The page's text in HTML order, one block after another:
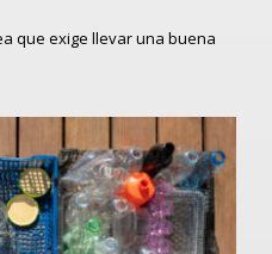
que exige llevar una buena